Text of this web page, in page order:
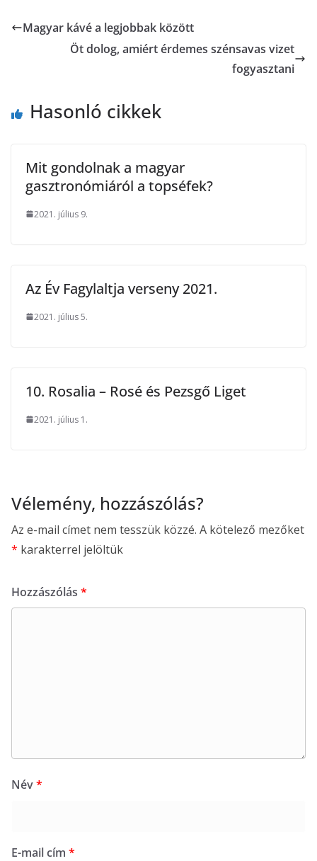
Magyar kávé a legjobbak között
Öt dolog, amiért érdemes szénsavas vizet
fogyasztani
Hasonló cikkek
Mit gondolnak a magyar
gasztronómiáról a topséfek?
2021. július 9.
Az Év Fagylaltja verseny 2021.
2021. július 5.
10. Rosalia – Rosé és Pezsgő Liget
2021. július 1.
Vélemény, hozzászólás?
Az e-mail címet nem tesszük közzé. A kötelező mezőket
* karakterrel jelöltük
Hozzászólás *
Név*
E-mail cím *